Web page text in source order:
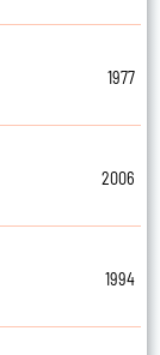
1977
2006
1994